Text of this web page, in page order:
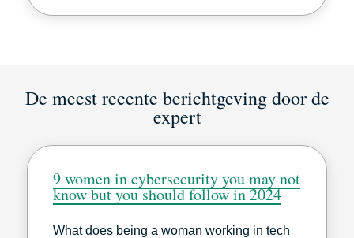
De meest recente berichtgeving door de
expert
9 women in cybersecurity you may not
know but you should follow in 2024
What does being a woman working in tech